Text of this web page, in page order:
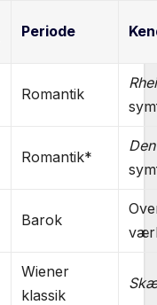
Periode
Romantik
Romantik*
Barok
Wiener
klassik